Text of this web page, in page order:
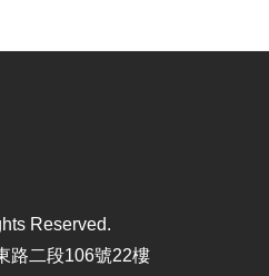
Reserved.
路二段106號22樓